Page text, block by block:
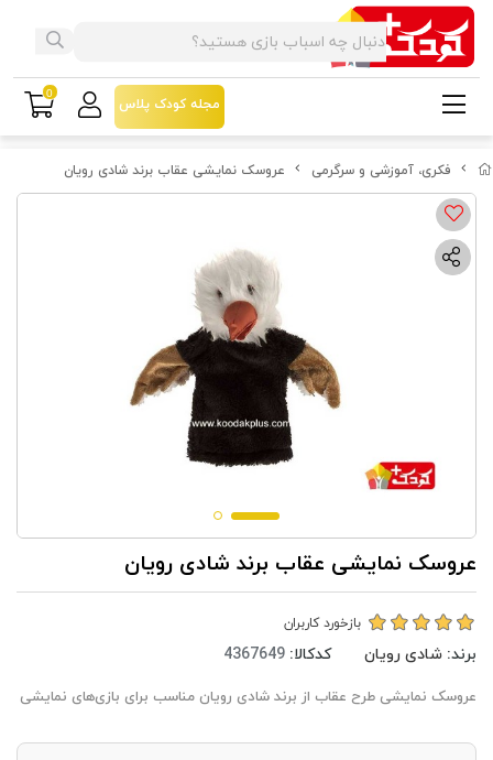
فکری، آموزشی و سرگرمی عروسک نمایشی عقاب برند شادی رویان
عروسک نمایشی عقاب برند شادی رویان
بازخورد کاربران
برند: شادی رویان کدکالا:
عروسک نمایشی طرح عقاب از برند شادی رویان مناسب برای بازی‌های نمایشی
مجله کودک پلاس
0